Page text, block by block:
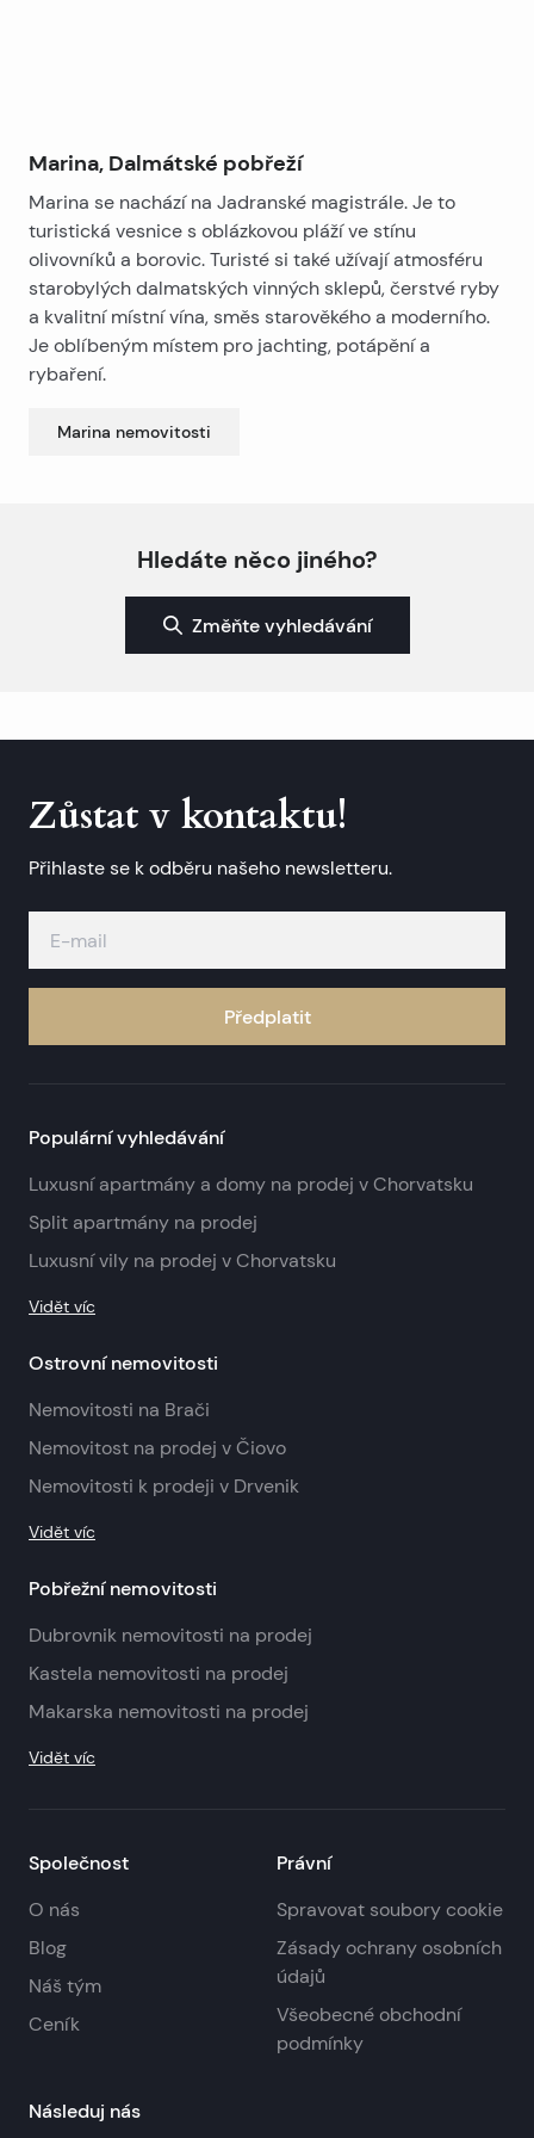
Marina, Dalmátské pobřeží
Marina se nachází na Jadranské magistrále. Je to
turistická vesnice s oblázkovou pláží ve stínu
olivovníků a borovic. Turisté si také užívají atmosféru
starobylých dalmatských vinných sklepů, čerstvé ryby
a kvalitní místní vína, směs starověkého a moderního.
Je oblíbeným místem pro jachting, potápění a
rybaření.
Marina nemovitosti
Hledáte něco jiného?
Změňte vyhledávání
Zůstat v kontaktu!
Přihlaste se k odběru našeho newsletteru.
Předplatit
Populární vyhledávání
Luxusní apartmány a domy na prodej v Chorvatsku
Split apartmány na prodej
Luxusní vily na prodej v Chorvatsku
Vidět víc
Ostrovní nemovitosti
Nemovitosti na Brači
Nemovitost na prodej v Čiovo
Nemovitosti k prodeji v Drvenik
Vidět víc
Pobřežní nemovitosti
Dubrovnik nemovitosti na prodej
Kastela nemovitosti na prodej
Makarska nemovitosti na prodej
Vidět víc
Společnost
O nás
Blog
Náš tým
Ceník
Právní
Spravovat soubory cookie
Zásady ochrany osobních
údajů
Všeobecné obchodní
podmínky
Následuj nás